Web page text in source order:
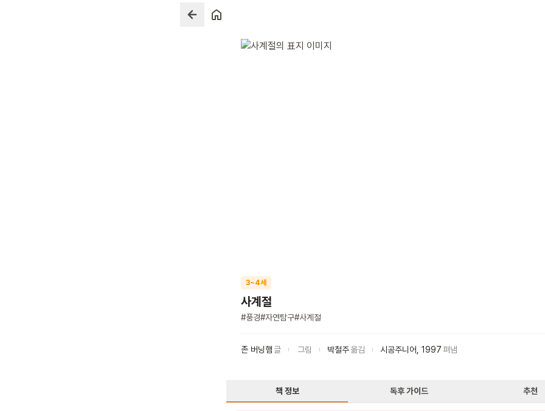
3~4세
사계절
#풍경#자연탐구#사계절
존 버닝햄 글 그림 박철주옮김 시공주니어 1997펴냄
책 정보 독후 가이드 추천